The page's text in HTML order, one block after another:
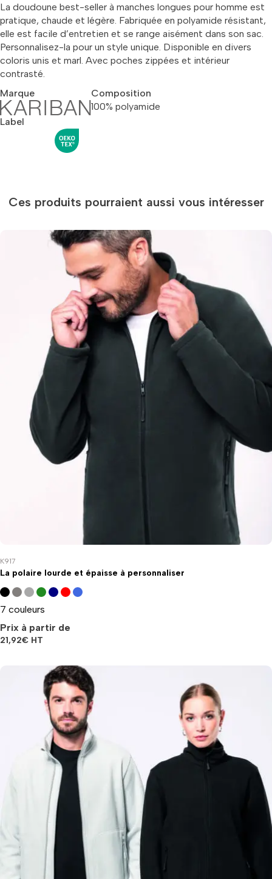
La doudoune best-seller à manches longues pour homme est
pratique, chaude et légère. Fabriquée en polyamide résistant,
elle est facile d’entretien et se range aisément dans son sac.
Personnalisez-la pour un style unique. Disponible en divers
coloris unis et marl. Avec poches zippées et intérieur
contrasté.
Marque
Composition
100% polyamide
Label
Ces produits pourraient aussi vous intéresser
K917
La polaire lourde et épaisse à personnaliser
7 couleurs
Prix à partir de
21,92€ HT